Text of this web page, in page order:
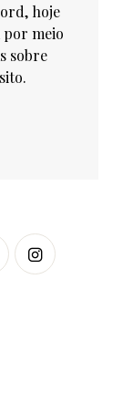
hoje
por meio
sobre